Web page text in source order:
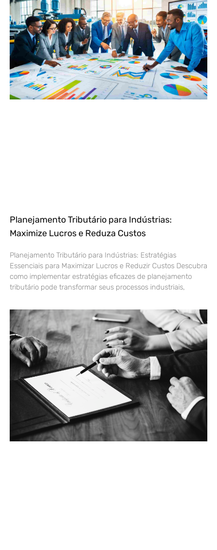
Planejamento Tributário para Indústrias:
Maximize Lucros e Reduza Custos
Planejamento Tributário para Indústrias: Estratégias
Essenciais para Maximizar Lucros e Reduzir Custos Descubra
como implementar estratégias eficazes de planejamento
tributário pode transformar seus processos industriais,